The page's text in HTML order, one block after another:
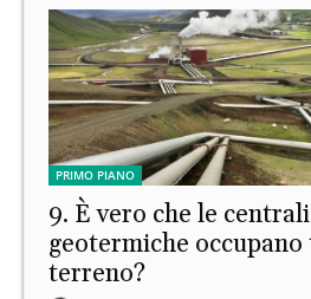
PRIMO PIANO
9. È vero che le centrali
geotermiche
terreno?